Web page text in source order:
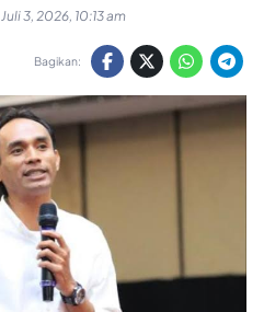
Juli 3, 2026, 10:13 am
Bagikan: